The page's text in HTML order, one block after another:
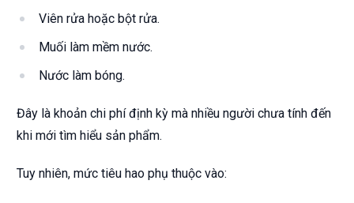
Viên rửa hoặc bột rửa.
Muối làm mềm nước.
Nước làm bóng.
Đây là khoản chi phí định kỳ mà nhiều người chưa tính đến
khi mới tìm hiểu sản phẩm.
Tuy nhiên, mức tiêu hao phụ thuộc vào: